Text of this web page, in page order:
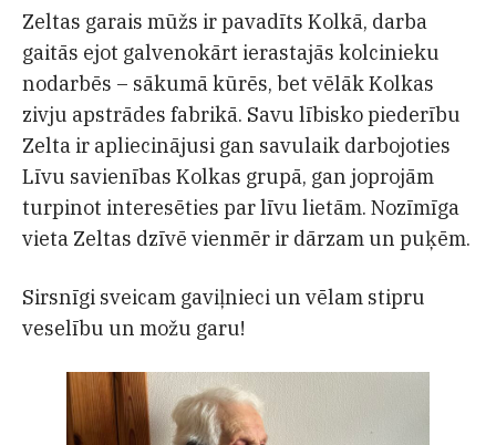
Zeltas garais mūžs ir pavadīts Kolkā, darba
gaitās ejot galvenokārt ierastajās kolcinieku
nodarbēs – sākumā kūrēs, bet vēlāk Kolkas
zivju apstrādes fabrikā. Savu lībisko piederību
Zelta ir apliecinājusi gan savulaik darbojoties
Līvu savienības Kolkas grupā, gan joprojām
turpinot interesēties par līvu lietām. Nozīmīga
vieta Zeltas dzīvē vienmēr ir dārzam un puķēm.
Sirsnīgi sveicam gaviļnieci un vēlam stipru
veselību un možu garu!